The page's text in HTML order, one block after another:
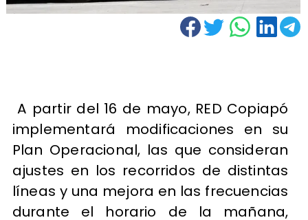
A partir del 16 de mayo, RED Copiapó
implementará modificaciones en su
Plan Operacional, las que consideran
ajustes en los recorridos de distintas
líneas y una mejora en las frecuencias
durante el horario de la mañana,